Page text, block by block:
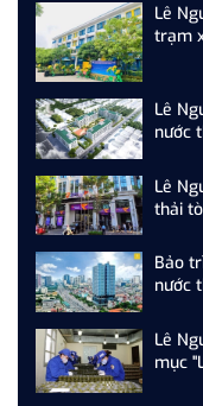
Lê
trạm
Lê
nước
Lê
thải
Bảo
nước
Lê
mục